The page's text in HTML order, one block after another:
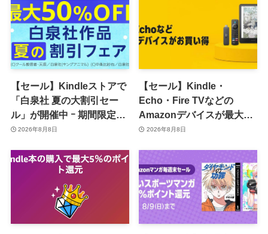
【セール】Kindleストアで
「白泉社 夏の大割引セー
ル」が開催中 ｰ 期間限定
70％オフや全巻50％オフな
2026年8月8日
【セール】Kindle・
Echo・Fire TVなどの
Amazonデバイスが最大
31%オフに
2026年8月8日